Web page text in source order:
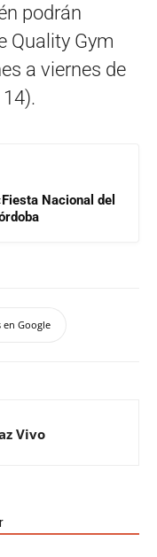
podrán
Quality Gym
a viernes de
Nacional del
en Google
Vivo